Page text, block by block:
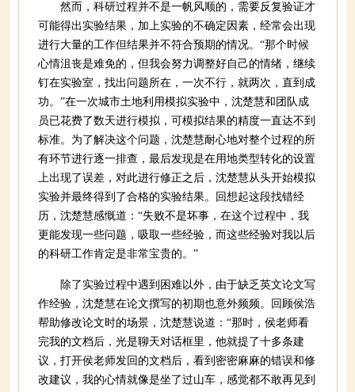
然而，科研过程并不是一帆风顺的，需要反复验证才
可能得出实验结果，加上实验的不确定因素，经常会出现
进行大量的工作但结果并不符合预期的情况。“那个时候
心情沮丧是难免的，但我会努力调整好自己的情绪，继续
钉在实验室，找出问题所在，一次不行，就两次，直到成
功。”在一次城市土地利用模拟实验中，沈楚慧和团队成
员已花费了数天进行模拟，可模拟结果的精度一直达不到
标准。为了解决这个问题，沈楚慧耐心地对整个过程的所
有环节进行逐一排查，最后发现是在用地类型转化的设置
上出现了误差，对此进行修正之后，沈楚慧从头开始模拟
实验并最终得到了合格的实验结果。回想起这段找错经
历，沈楚慧感慨道：“失败不是坏事，在这个过程中，我
更能发现一些问题，吸取一些经验，而这些经验对我以后
的科研工作肯定是非常宝贵的。”
除了实验过程中遇到困难以外，由于缺乏英文论文写
作经验，沈楚慧在论文撰写的初期也意外频频。回顾侯浩
帮助修改论文时的场景，沈楚慧说道：“那时，侯老师看
完我的文档后，光是聊天对话框里，他就提了十多条建
议，打开侯老师发回的文档后，看到密密麻麻的错误和修
改建议，我的心情就像是坐了过山车，感觉都不敢再见到